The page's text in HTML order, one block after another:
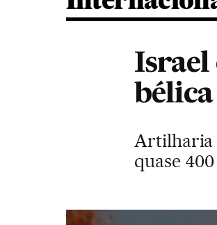
Israel
bélica
Artilharia
quase